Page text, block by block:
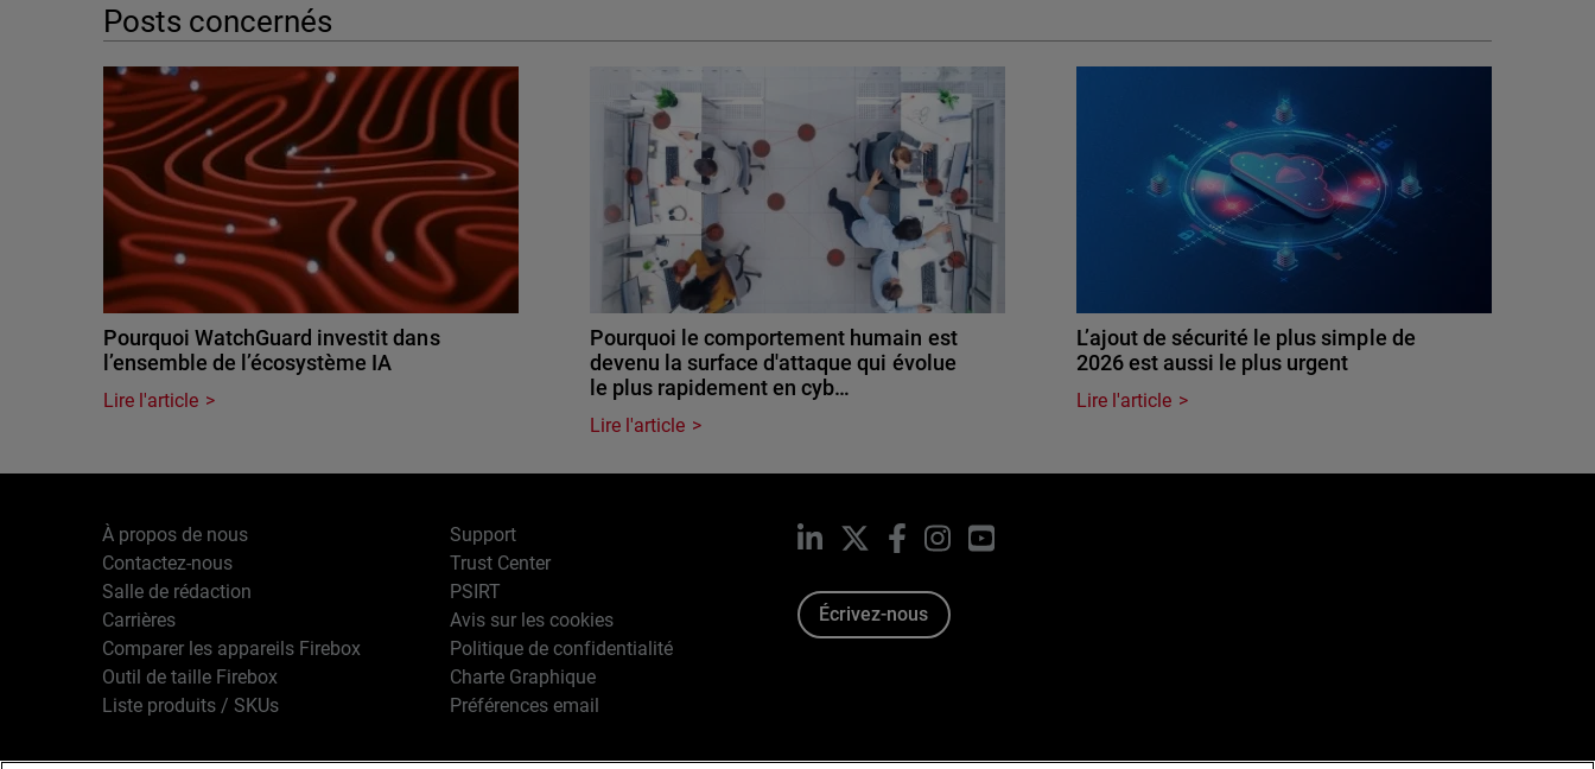
Posts concernés
Pourquoi WatchGuard investit dans
l’ensemble de l’écosystème IA
Lire l'article
Pourquoi le comportement humain est
devenu la surface d'attaque qui évolue
le plus rapidement en cyb…
Lire l'article
L’ajout de sécurité le plus simple de
2026 est aussi le plus urgent
Lire l'article
À propos de nous
Contactez-nous
Salle de rédaction
Carrières
Comparer les appareils Firebox
Outil de taille Firebox
Liste produits / SKUs
Support
Trust Center
PSIRT
Avis sur les cookies
Politique de confidentialité
Charte Graphique
Préférences email
LinkedIn Facebook
InstagramYouTube
Écrivez-nous